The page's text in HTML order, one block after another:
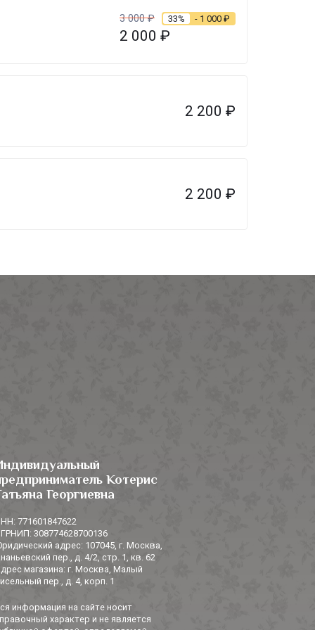
3 000₽ 33% - 1 000 ₽
2 000 ₽
2 200 ₽
2 200 ₽
Котерис
Георгиевна
771601847622
308774628700136
адрес: 107045, г. Москва,
пер., д. 4/2, стр. 1, кв. 62
магазина: г. Москва, Малый
пер., д. 4, корп. 1
информация на сайте носит
характер и не является